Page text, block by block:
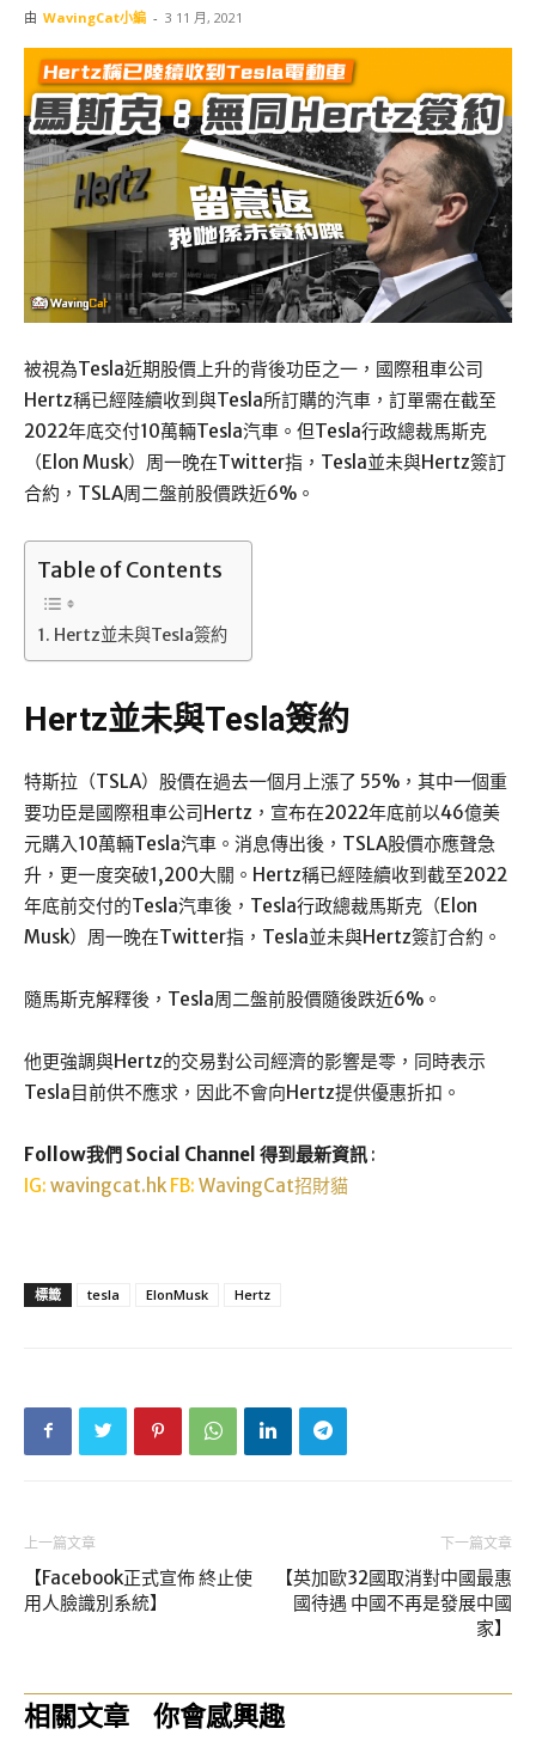
由 WavingCat小編 - 3 11 月, 2021
被視為Tesla近期股價上升的背後功臣之一，國際租車公司
Hertz稱已經陸續收到與Tesla所訂購的汽車，訂單需在截至
2022年底交付10萬輛Tesla汽車。但Tesla行政總裁馬斯克
（Elon Musk）周一晚在Twitter指，Tesla並未與Hertz簽訂
合約，TSLA周二盤前股價跌近6%。
Table of Contents
Hertz並未與Tesla簽約
Hertz並未與Tesla簽約
特斯拉（TSLA）股價在過去一個月上漲了 55%，其中一個重
要功臣是國際租車公司Hertz，宣布在2022年底前以46億美
元購入10萬輛Tesla汽車。消息傳出後，TSLA股價亦應聲急
升，更一度突破1,200大關。Hertz稱已經陸續收到截至2022
年底前交付的Tesla汽車後，Tesla行政總裁馬斯克（Elon
Musk）周一晚在Twitter指，Tesla並未與Hertz簽訂合約。
隨馬斯克解釋後，Tesla周二盤前股價隨後跌近6%。
他更強調與Hertz的交易對公司經濟的影響是零，同時表示
Tesla目前供不應求，因此不會向Hertz提供優惠折扣。
Follow我們 Social Channel 得到最新資訊 :
IG: wavingcat.hk FB: WavingCat招財貓
標籤 tesla ElonMusk Hertz
上一篇文章
【Facebook正式宣佈 終止使
用人臉識別系統】
下一篇文章
【英加歐32國取消對中國最惠
國待遇 中國不再是發展中國
家】
相關文章 你會感興趣